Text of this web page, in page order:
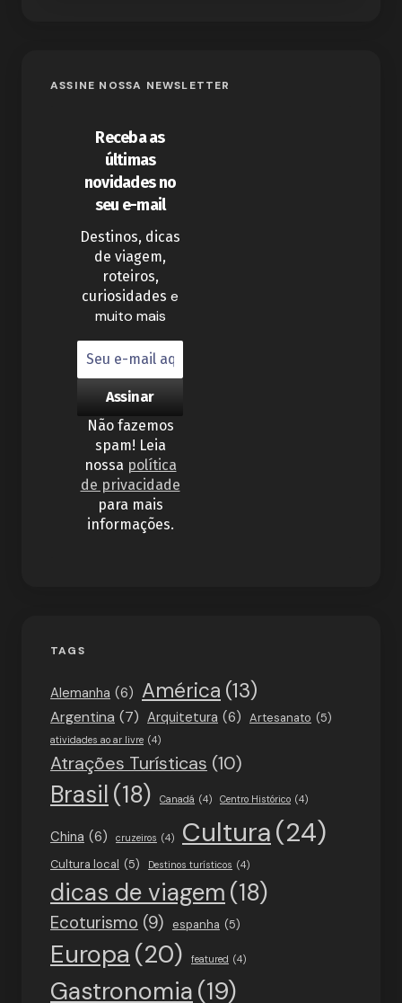
ASSINE NOSSA NEWSLETTER
Receba as
últimas
novidades no
seu e-mail
Destinos, dicas
de viagem,
roteiros,
curiosidades e
muito mais
Não fazemos
spam! Leia
nossa política
de privacidade
para mais
informações.
TAGS
Alemanha (6) América (13)
Argentina (7) Arquitetura (6) Artesanato (5)
atividades ao ar livre (4)
Atrações Turísticas (10)
Brasil (18) Canadá (4) Centro Histórico (4)
China (6) cruzeiros (4) Cultura(24)
Cultura local (5) Destinos turísticos (4)
dicas de viagem (18)
Ecoturismo (9) espanha (5)
Europa (20) featured (4)
Gastronomia (19)